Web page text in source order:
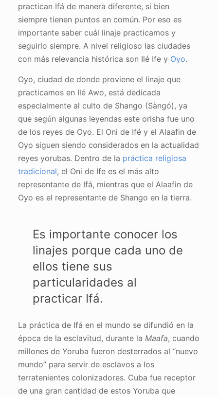
practican Ifá de manera diferente, si bien
siempre tienen puntos en común. Por eso es
importante saber cuál linaje practicamos y
seguirlo siempre. A nivel religioso las ciudades
con más relevancia histórica son Ilé Ife y Oyo.
Oyo, ciudad de donde proviene el linaje que
practicamos en Ilé Awo, está dedicada
especialmente al culto de Shango (Sàngó), ya
que según algunas leyendas este orisha fue uno
de los reyes de Oyo. El Oni de Ifé y el Alaafin de
Oyo siguen siendo considerados en la actualidad
reyes yorubas. Dentro de la práctica religiosa
tradicional, el Oni de Ife es el más alto
representante de Ifá, mientras que el Alaafin de
Oyo es el representante de Shango en la tierra.
Es importante conocer los
linajes porque cada uno de
ellos tiene sus
particularidades al
practicar Ifá.
La práctica de Ifá en el mundo se difundió en la
época de la esclavitud, durante la Maafa, cuando
millones de Yoruba fueron desterrados al “nuevo
mundo” para servir de esclavos a los
terratenientes colonizadores. Cuba fue receptor
de una gran cantidad de estos Yoruba que